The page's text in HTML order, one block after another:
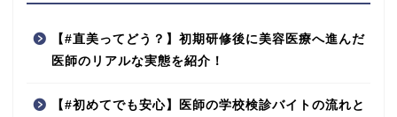
【#直美ってどう？】初期研修後に美容医療へ進んだ
医師のリアルな実態を紹介！
【#初めてでも安心】医師の学校検診バイトの流れと